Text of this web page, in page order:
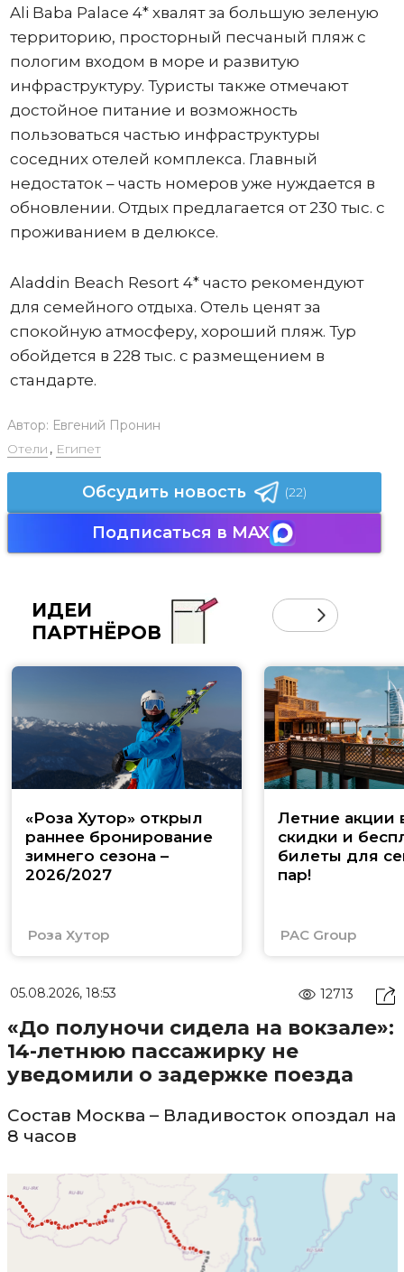
Ali Baba Palace 4* хвалят за большую зеленую
территорию, просторный песчаный пляж с
пологим входом в море и развитую
инфраструктуру. Туристы также отмечают
достойное питание и возможность
пользоваться частью инфраструктуры
соседних отелей комплекса. Главный
недостаток – часть номеров уже нуждается в
обновлении. Отдых предлагается от 230 тыс. с
проживанием в делюксе.
Aladdin Beach Resort 4* часто рекомендуют
для семейного отдыха. Отель ценят за
спокойную атмосферу, хороший пляж. Тур
обойдется в 228 тыс. с размещением в
стандарте.
Автор: Евгений Пронин
Отели , Египет
Обсудить новость (22)
Подписаться в MAX
ИДЕИ
ПАРТНЁРОВ
«Роза Хутор» открыл
раннее бронирование
зимнего сезона –
2026/2027
Роза Хутор
Летние акции
скидки и
билеты для
пар!
PAC Group
05.08.2026, 18:53 12713
«До полуночи сидела на вокзале»:
14-летнюю пассажирку не
уведомили о задержке поезда
Состав Москва – Владивосток опоздал на
8 часов